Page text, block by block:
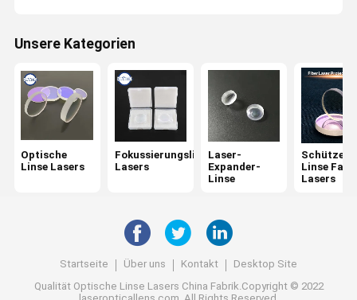
CCD-Linse
Unsere Kategorien
Optische
Linse Lasers
Fokussierungslinse
Lasers
Laser-
Expander-
Linse
Linse
Lasers
Startseite Über uns Kontakt
Desktop Site
Qualität Optische Linse Lasers China Fabrik.Copyright © 2022